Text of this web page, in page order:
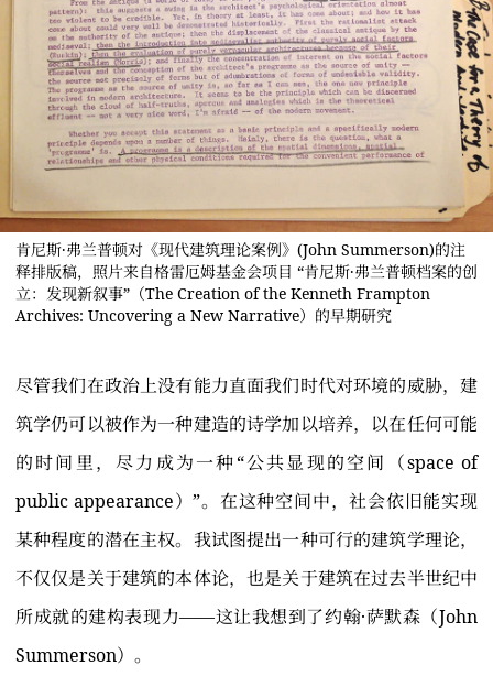
肯尼斯·弗兰普顿对《现代建筑理论案例》(John Summerson)的注
释排版稿，照片来自格雷厄姆基金会项目 “肯尼斯·弗兰普顿档案的创
立：发现新叙事”（The Creation of the Kenneth Frampton
Archives: Uncovering a New Narrative）的早期研究
尽管我们在政治上没有能力直面我们时代对环境的威胁，建
筑学仍可以被作为一种建造的诗学加以培养，以在任何可能
的时间里，尽力成为一种“公共显现的空间（space of
public appearance）”。在这种空间中，社会依旧能实现
某种程度的潜在主权。我试图提出一种可行的建筑学理论，
不仅仅是关于建筑的本体论，也是关于建筑在过去半世纪中
所成就的建构表现力——这让我想到了约翰·萨默森（John
Summerson）。